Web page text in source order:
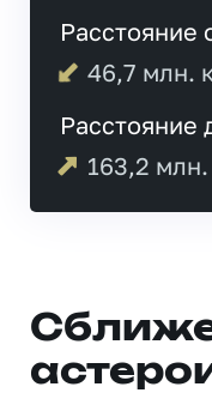
Расстояние
46,7 млн.
Расстояние
163,2